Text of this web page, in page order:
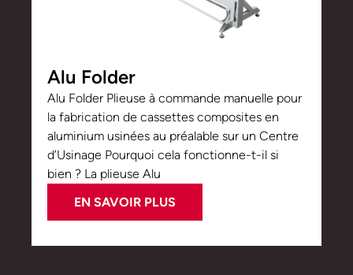
Alu Folder
Alu Folder Plieuse à commande manuelle pour
la fabrication de cassettes composites en
aluminium usinées au préalable sur un Centre
d’Usinage Pourquoi cela fonctionne-t-il si
bien ? La plieuse Alu
EN SAVOIR PLUS